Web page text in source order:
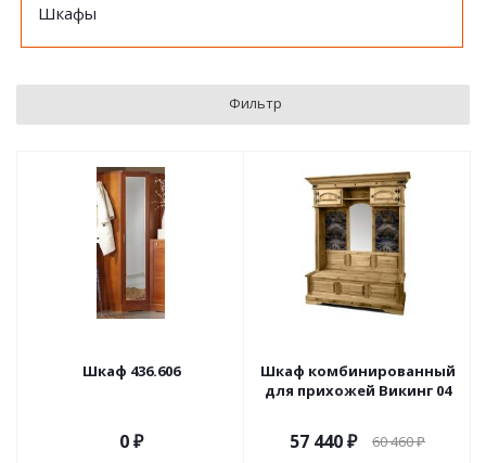
Шкафы
Фильтр
Шкаф 436.606
0 ₽
Шкаф комбинированный
для прихожей Викинг 04
57 440₽ 60 460₽